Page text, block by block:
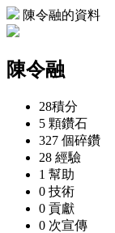
陳令融的資料
陳令融
28積分
5 顆鑽石
327 個碎鑽
28 經驗
1 幫助
0 技術
0 貢獻
0 次宣傳